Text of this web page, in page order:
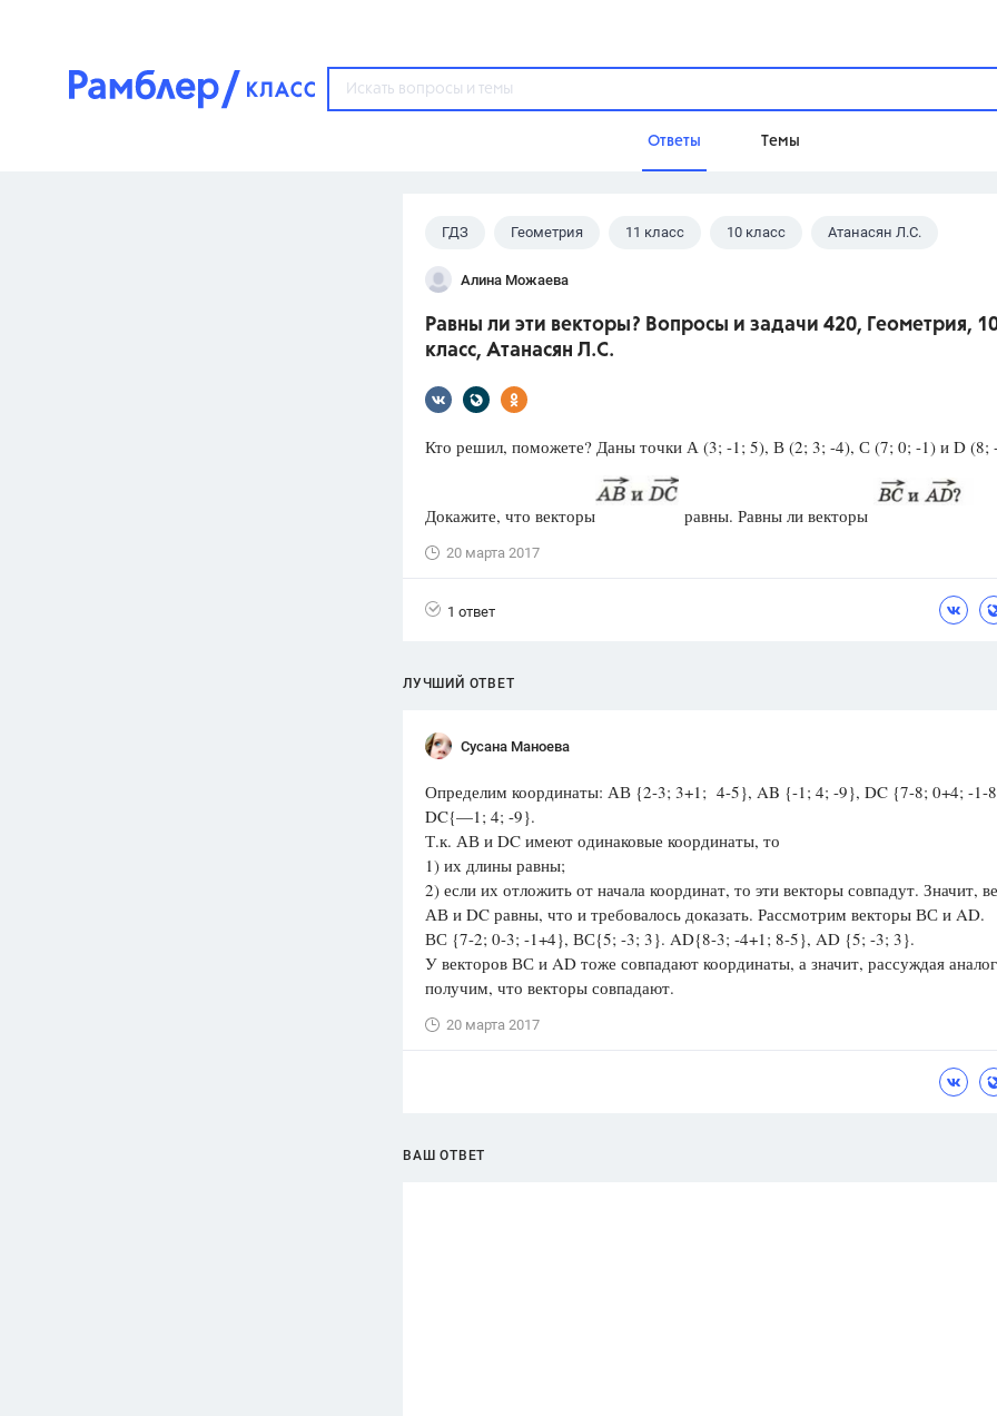
Ответы Темы
Популярные темы
ОГЭ
1752 ответа
Олимпиады
ответа
1551 ответ
ответов
Домашнее задание
Школа
Учебники
Цыбулько И.П.,
Цветков Л. А.
Красота,
ГДЗ Геометрия 11 класс 10 класс Атанасян Л.С.
Алина Можаева
Равны ли эти векторы? Вопросы и задачи 420, Геометрия,
класс, Атанасян Л.С.
Кто решил, поможете? Даны точки А (3; -1; 5), В (2; 3; -4), С (7; 0; -1) и D (8;
Докажите, что векторы равны. Равны ли векторы
20 марта 2017
1 ответ
ЛУЧШИЙ ОТВЕТ
Сусана Маноева
Определим координаты: АВ {2-3; 3+1; 4-5}, AB {-1; 4; -9}, DC {7-8; 0+4; -1-
DC{—1; 4; -9}.
Т.к. АВ и DC имеют одинаковые координаты, то
1) их длины равны;
2) если их отложить от начала координат, то эти векторы совпадут. Значит,
АВ и DC равны, что и требовалось доказать. Рассмотрим векторы ВС и AD.
ВС {7-2; 0-3; -1+4}, ВС{5; -3; 3}. AD{8-3; -4+1; 8-5}, AD {5; -3; 3}.
У векторов ВС и AD тоже совпадают координаты, а значит, рассуждая
получим, что векторы совпадают.
20 марта 2017
ВАШ ОТВЕТ